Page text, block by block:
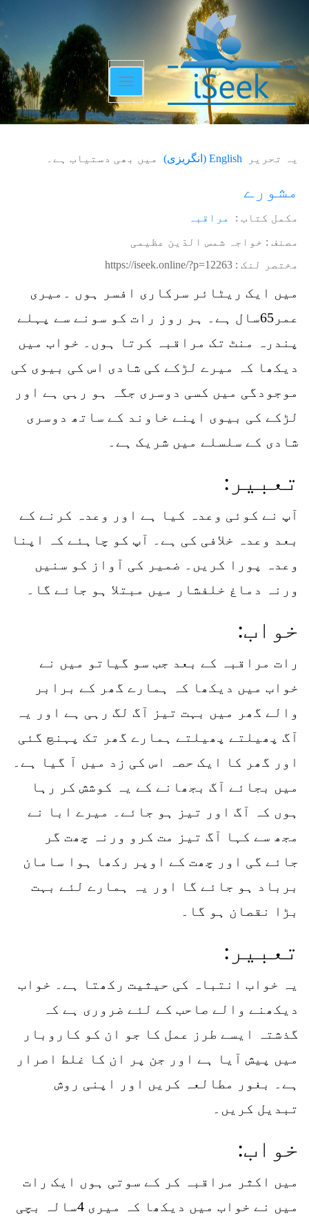
Toggle
navigation
یہ تحریر English
( انگریزی) میں بھی دستیاب ہے۔
مشورے
مکمل کتاب : مراقبہ
مصنف : خواجہ شمس الدّین عظیمی
مختصر لنک : https://iseek.online/?p=12263
میں ایک ریٹائر سرکاری افسر ہوں ۔میری
عمر65سال ہے۔ ہر روز رات کو سونے سے پہلے
پندرہ منٹ تک مراقبہ کرتا ہوں۔ خواب میں
دیکھا کہ میرے لڑکے کی شادی اس کی بیوی کی
موجودگی میں کسی دوسری جگہ ہو رہی ہے اور
لڑکے کی بیوی اپنے خاوند کے ساتھ دوسری
شادی کے سلسلے میں شریک ہے۔
تعبیر:
آپ نے کوئی وعدہ کیا ہے اور وعدہ کرنے کے
بعد وعدہ خلافی کی ہے۔ آپ کو چاہئے کہ اپنا
وعدہ پورا کریں۔ ضمیر کی آواز کو سنیں
ورنہ دماغ خلفشار میں مبتلا ہو جائے گا۔
خواب:
رات مراقبہ کے بعد جب سو گیاتو میں نے
خواب میں دیکھا کہ ہمارے گھر کے برابر
والے گھر میں بہت تیز آگ لگ رہی ہے اور یہ
آگ پھیلتے پھیلتے ہمارے گھر تک پہنچ گئی
اور گھر کا ایک حصہ اس کی زد میں آ گیا ہے۔
میں بجائے آگ بجھانے کے یہ کوشش کر رہا
ہوں کہ آگ اور تیز ہو جائے۔ میرے ابا نے
مجھ سے کہا آگ تیز مت کرو ورنہ چھت گر
جائے گی اور چھت کے اوپر رکھا ہوا سامان
برباد ہو جائے گا اور یہ ہمارے لئے بہت
بڑا نقصان ہو گا۔
تعبیر:
یہ خواب انتباہ کی حیثیت رکھتا ہے۔ خواب
دیکھنے والے صاحب کے لئے ضروری ہے کہ
گذشتہ ایسے طرز عمل کا جو ان کو کاروبار
میں پیش آیا ہے اور جن پر ان کا غلط اصرار
ہے۔ بغور مطالعہ کریں اور اپنی روش
تبدیل کریں۔
خواب:
میں اکثر مراقبہ کر کے سوتی ہوں ایک رات
میں نے خواب میں دیکھا کہ میری 4سالہ بچی